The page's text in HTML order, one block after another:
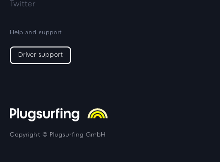
Twitter
Help and support
Driver support
Copyright © Plugsurfing GmbH